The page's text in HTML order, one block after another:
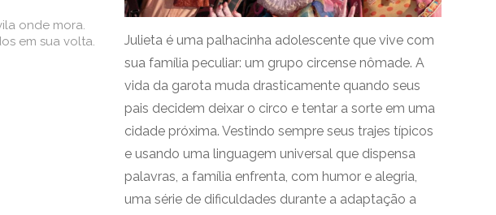
onde mora.
em sua volta.
Julieta é uma palhacinha adolescente que vive com
sua família peculiar: um grupo circense nômade. A
vida da garota muda drasticamente quando seus
pais decidem deixar o circo e tentar a sorte em uma
cidade próxima. Vestindo sempre seus trajes típicos
e usando uma linguagem universal que dispensa
palavras, a família enfrenta, com humor e alegria,
uma série de dificuldades durante a adaptação a